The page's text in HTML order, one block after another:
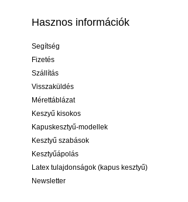
Hasznos információk
Segítség
Fizetés
Szállítás
Visszaküldés
Mérettáblázat
Keszyű kisokos
Kapuskesztyű-modellek
Kesztyű szabások
Kesztyűápolás
Latex tulajdonságok (kapus kesztyű)
Newsletter